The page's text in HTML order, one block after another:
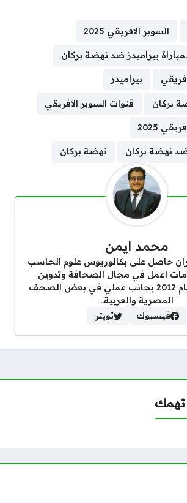
السوبر الافريقي 2025
بيراميدز ضد نهضة بركان
بيراميدز
بركان قنوات السوبر الافريقي
2025
ضد نهضة بركان نهضة بركان
محمد ايمن
حاصل على بكالوريوس علوم الحاسب
اعمل في مجال الصحافة وتدوين
المحتوى منذ عام 2012 بجانب عملي في بعض الصحف
المصرية والعربية..
فيسبوك
تويتر